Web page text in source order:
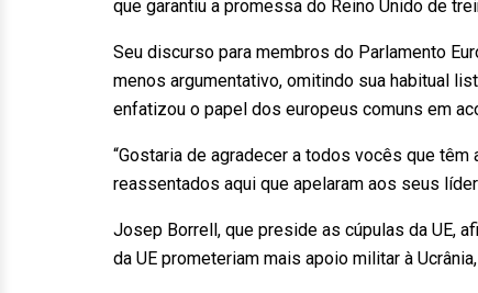
que garantiu a promessa do Reino Unido de
Seu discurso para membros do Parlamento
menos argumentativo, omitindo sua habitual
enfatizou o papel dos europeus comuns em
“Gostaria de agradecer a todos vocês que
reassentados aqui que apelaram aos seus
Josep Borrell, que preside as cúpulas da UE,
da UE prometeriam mais apoio militar à